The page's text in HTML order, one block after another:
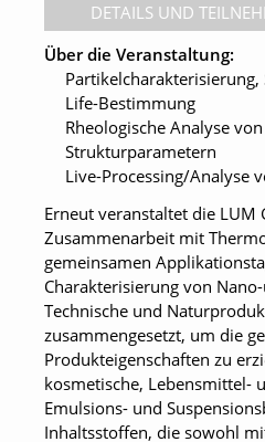
DETAILS UND
Über die Veranstaltung:
Life-Bestimmung
Rheologische Analyse
Strukturparametern
Live-Processing/Analyse
Erneut veranstaltet die LUM
Zusammenarbeit mit
gemeinsamen
Charakterisierung von
Technische und
zusammengesetzt, um die
Produkteigenschaften zu
kosmetische, Lebensmittel-
Emulsions- und
Inhaltsstoffen, die sowohl